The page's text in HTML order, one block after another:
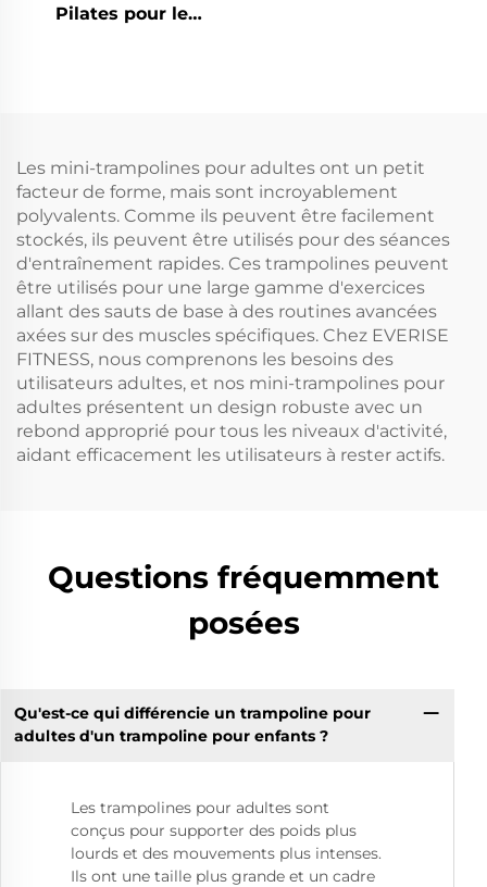
Pilates pour le
Les mini-trampolines pour adultes ont un petit
facteur de forme, mais sont incroyablement
polyvalents. Comme ils peuvent être facilement
stockés, ils peuvent être utilisés pour des séances
d'entraînement rapides. Ces trampolines peuvent
être utilisés pour une large gamme d'exercices
allant des sauts de base à des routines avancées
axées sur des muscles spécifiques. Chez EVERISE
FITNESS, nous comprenons les besoins des
utilisateurs adultes, et nos mini-trampolines pour
adultes présentent un design robuste avec un
rebond approprié pour tous les niveaux d'activité,
aidant efficacement les utilisateurs à rester actifs.
Questions fréquemment
posées
Qu'est-ce qui différencie un trampoline pour
adultes d'un trampoline pour enfants ?
Les trampolines pour adultes sont
conçus pour supporter des poids plus
lourds et des mouvements plus intenses.
Ils ont une taille plus grande et un cadre